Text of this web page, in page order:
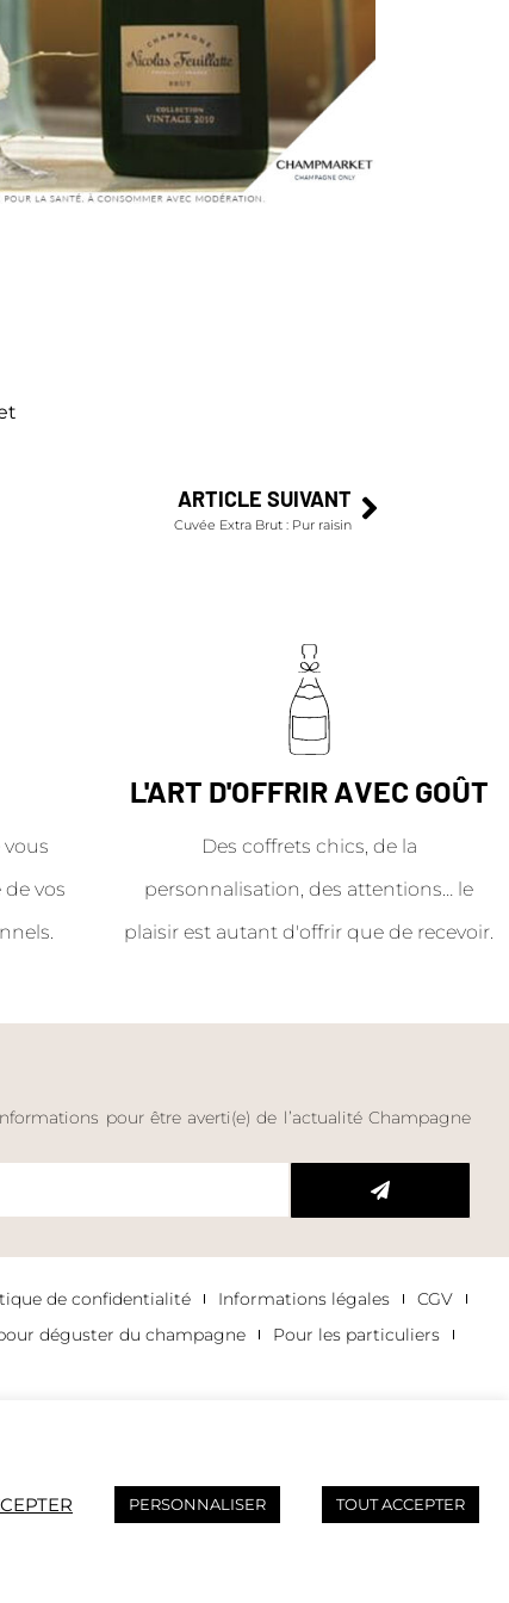
ARTICLE SUIVANT
Cuvée Extra Brut : Pur raisin
vos
L'ART D'OFFRIR AVEC GOÛT
Des coffrets chics, de la
personnalisation, des attentions… le
plaisir est autant d'offrir que de recevoir.
pour être averti(e) de l’actualité Champagne
de confidentialité Informations légales
CGV
déguster du champagne
Pour les particuliers
PERSONNALISER TOUT ACCEPTER